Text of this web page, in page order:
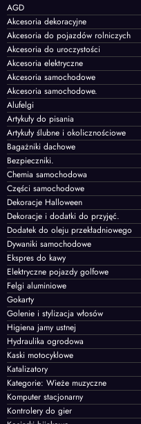
AGD
Akcesoria dekoracyjne
Akcesoria do pojazdów rolniczych
Akcesoria do uroczystości
Akcesoria elektryczne
Akcesoria samochodowe
Akcesoria samochodowe.
Alufelgi
Artykuły do pisania
Artykuły ślubne i okolicznościowe
Bagażniki dachowe
Bezpieczniki.
Chemia samochodowa
Części samochodowe
Dekoracje Halloween
Dekoracje i dodatki do przyjęć.
Dodatek do oleju przekładniowego
Dywaniki samochodowe
Ekspres do kawy
Elektryczne pojazdy golfowe
Felgi aluminiowe
Gokarty
Golenie i stylizacja włosów
Higiena jamy ustnej
Hydraulika ogrodowa
Kaski motocyklowe
Katalizatory
Kategorie: Wieże muzyczne
Komputer stacjonarny
Kontrolery do gier